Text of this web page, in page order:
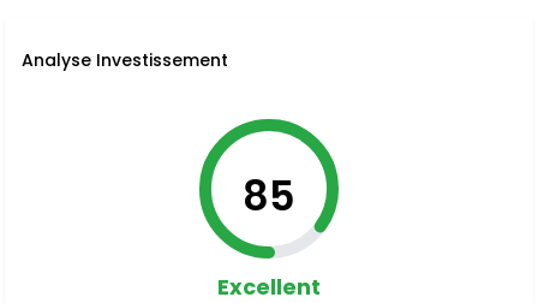
Analyse Investissement
85
Excellent